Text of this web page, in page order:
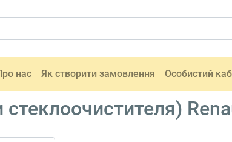
нас Як створити замовлення Особистий